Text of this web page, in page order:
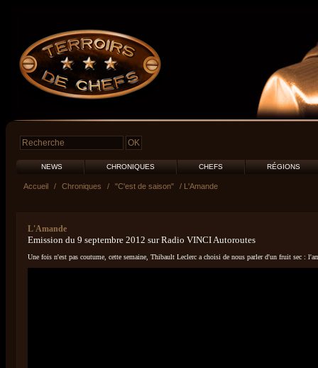
NEWS CHRONIQUES CHEFS RÉGIONS
Accueil / Chroniques / "C'est de saison" / L'Amande
L'Amande
Emission du 9 septembre 2012 sur Radio VINCI Autoroutes
Une fois n'est pas coutume, cette semaine, Thibault Leclerc a choisi de nous parler d'un fruit sec :